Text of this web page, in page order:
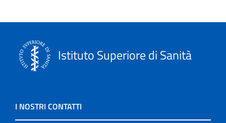
Istituto Superiore di Sanità
I NOSTRI CONTATTI